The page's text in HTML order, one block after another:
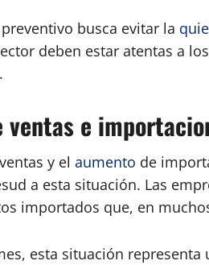
busca evitar la
deben estar atentas a
ventas e
y el aumento de
a esta situación. Las
importados que, en
esta situación